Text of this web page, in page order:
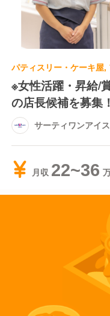
※女性活躍・昇給/
の店長候補を募集
サーティワンアイ
月収 22~36